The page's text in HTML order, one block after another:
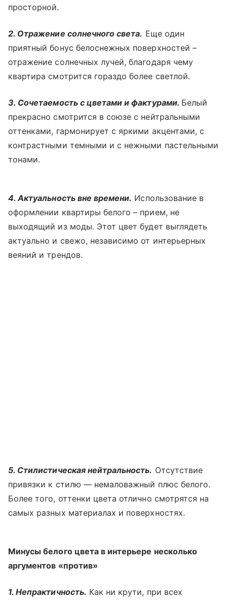
просторной.
2. Отражение солнечного света. Еще один
приятный бонус белоснежных поверхностей –
отражение солнечных лучей, благодаря чему
квартира смотрится гораздо более светлой.
3. Сочетаемость с цветами и фактурами. Белый
прекрасно смотрится в союзе с нейтральными
оттенками, гармонирует с яркими акцентами, с
контрастными темными и с нежными пастельными
тонами.
4. Актуальность вне времени. Использование в
оформлении квартиры белого – прием, не
выходящий из моды. Этот цвет будет выглядеть
актуально и свежо, независимо от интерьерных
веяний и трендов.
5. Стилистическая нейтральность. Отсутствие
привязки к стилю — немаловажный плюс белого.
Более того, оттенки цвета отлично смотрятся на
самых разных материалах и поверхностях.
Минусы белого цвета в интерьере несколько
аргументов «против»
1. Непрактичность. Как ни крути, при всех